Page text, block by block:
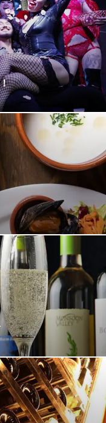
スになんとヴーヴクリ
B1
画・写真撮影がすべ
お手元のカメラに収
テージに登って憧れ
みいただけます。最高
形に残してくださ
スしたワインを御賞味
幅広いラインナップを
あればスタッフがご提
料理と一緒に上質なワ